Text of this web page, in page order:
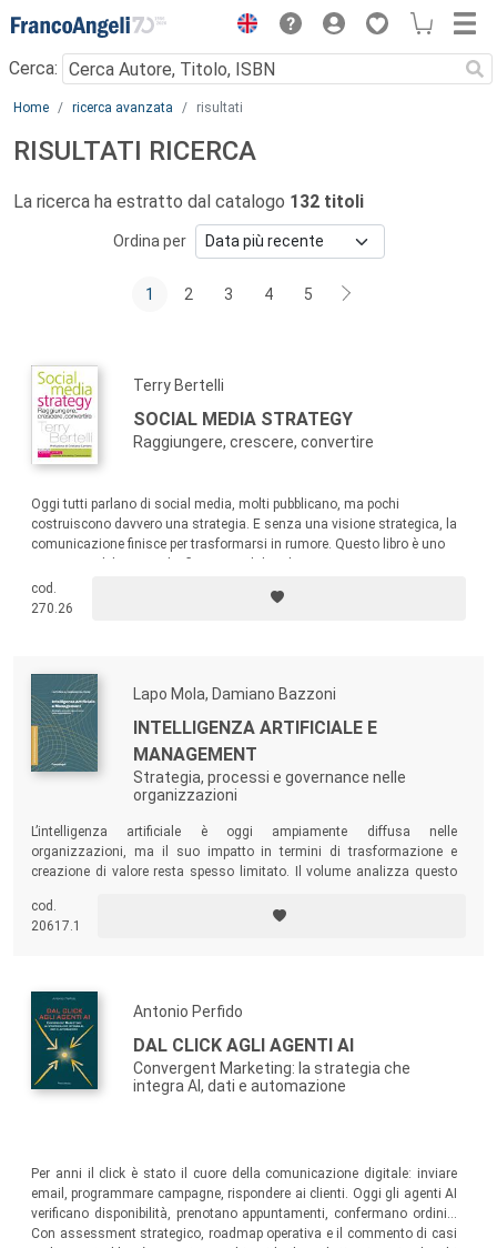
Menu
Cerca:
Main content
Home ricerca avanzata risultati
RISULTATI RICERCA
La ricerca ha estratto dal catalogo 132 titoli
Ordina per
1 2 3 4 5
Terry Bertelli
SOCIAL MEDIA STRATEGY
Raggiungere, crescere, convertire
Oggi tutti parlano di social media, molti pubblicano, ma pochi
costruiscono davvero una strategia. E senza una visione strategica, la
comunicazione finisce per trasformarsi in rumore. Questo libro è uno
semplicistico, per professionisti del marketing, social media manager,
consulenti e formatori e per chi vuole utilizzare i social in modo
cod.
270.26
Lapo Mola, Damiano Bazzoni
INTELLIGENZA ARTIFICIALE E
MANAGEMENT
Strategia, processi e governance nelle
organizzazioni
L’intelligenza artificiale è oggi ampiamente diffusa nelle
organizzazioni, ma il suo impatto in termini di trasformazione e
creazione di valore resta spesso limitato. Il volume analizza questo
proponendo una lettura che colloca l’AI all’interno del più ampio
percorso di trasformazione digitale.
cod.
20617.1
Antonio Perfido
DAL CLICK AGLI AGENTI AI
Convergent Marketing: la strategia che
integra AI, dati e automazione
Per anni il click è stato il cuore della comunicazione digitale: inviare
email, programmare campagne, rispondere ai clienti. Oggi gli agenti AI
verificano disponibilità, prenotano appuntamenti, confermano ordini…
Con assessment strategico, roadmap operativa e il commento di casi